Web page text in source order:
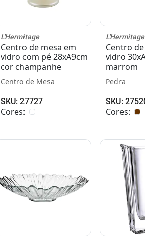
L'Hermitage
Centro de mesa em
vidro com pé 28xA9cm
cor champanhe
Centro de Mesa
SKU: 27727
Cores:
L'Hermitage
Centro
vidro
marrom
Pedra
SKU:
Cores: